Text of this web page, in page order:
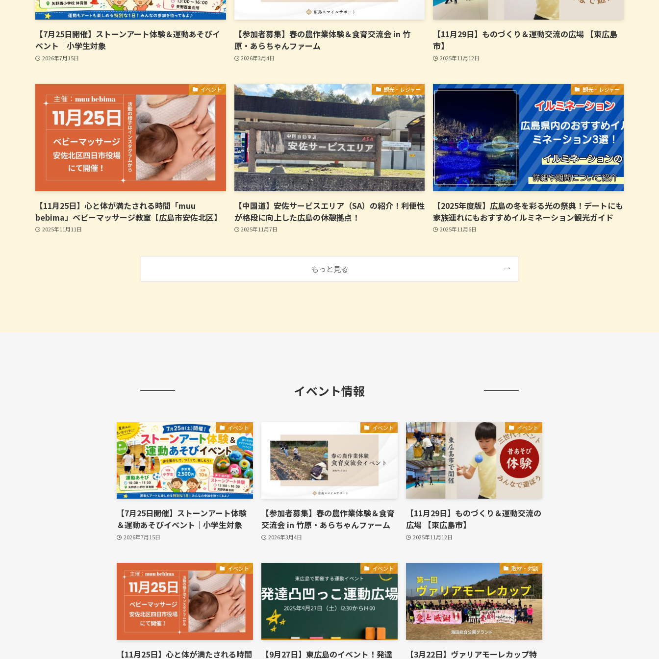
【7月25日開催】ストーンアート体験＆運動あそびイ
ベント｜小学生対象
2026年7月15日
【参加者募集】春の農作業体験＆食育交流会 in 竹
原・あらちゃんファーム
2026年3月4日
【11月29日】ものづくり＆運動交流の広場 【東広島
市】
2025年11月12日
イベント
【11月25日】心と体が満たされる時間「muu
bebima」ベビーマッサージ教室【広島市安佐北区】
2025年11月11日
観光・レジャー
【中国道】安佐サービスエリア（SA）の紹介！利便性
が格段に向上した広島の休憩拠点！
2025年11月7日
観光・レジャー
【2025年度版】広島の冬を彩る光の祭典！デートにも
家族連れにもおすすめイルミネーション観光ガイド
2025年11月6日
もっと見る
イベント情報
イベント
【7月25日開催】ストーンアート体験
＆運動あそびイベント｜小学生対象
2026年7月15日
イベント
【参加者募集】春の農作業体験＆食育
交流会 in 竹原・あらちゃんファーム
2026年3月4日
イベント
【11月29日】ものづくり＆運動交流の
広場 【東広島市】
2025年11月12日
イベント
【11月25日】心と体が満たされる時間
イベント
【9月27日】東広島のイベント！発達
取材・対談
【3月22日】ヴァリアモーレカップ特